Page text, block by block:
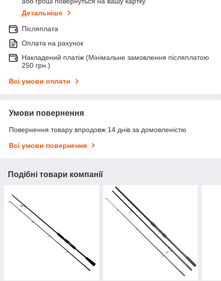
Детальніше
Післяплата
Оплата на рахунок
Накладений платіж (Мінімальне замовлення післяплатою
250 грн.)
Всі умови оплати
Умови повернення
Повернення товару впродовж 14 днів за домовленістю
Всі умови повернення
Подібні товари компанії